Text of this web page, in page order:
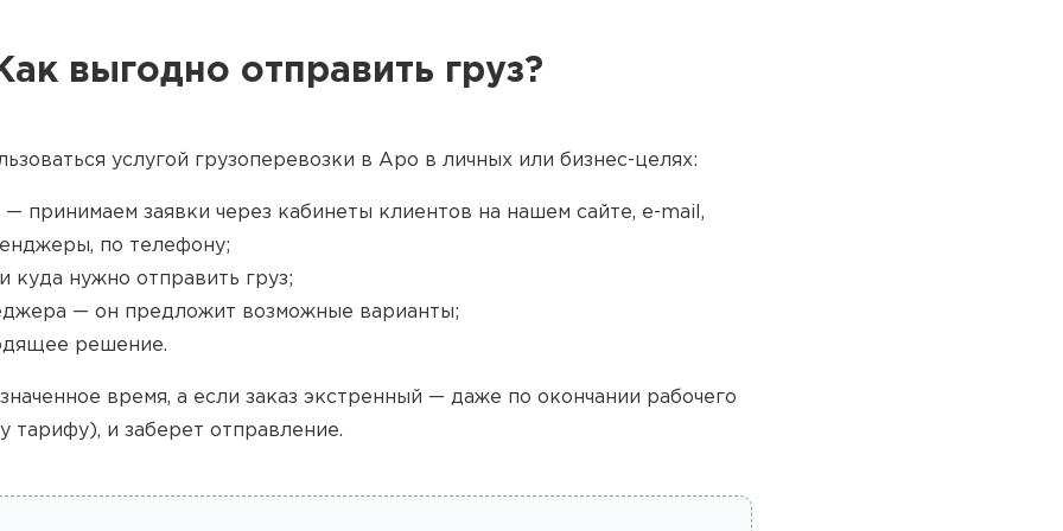
выгодно отправить груз?
услугой грузоперевозки в Аро в личных или бизнес-целях:
— принимаем заявки через кабинеты клиентов на нашем сайте, e-mail,
по телефону;
куда нужно отправить груз;
— он предложит возможные варианты;
решение.
время, а если заказ экстренный — даже по окончании рабочего
тарифу), и заберет отправление.